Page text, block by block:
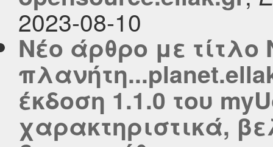
2023-08-10
Νέο άρθρο με
έκδοση 1.1.0 του
χαρακτηριστικά,